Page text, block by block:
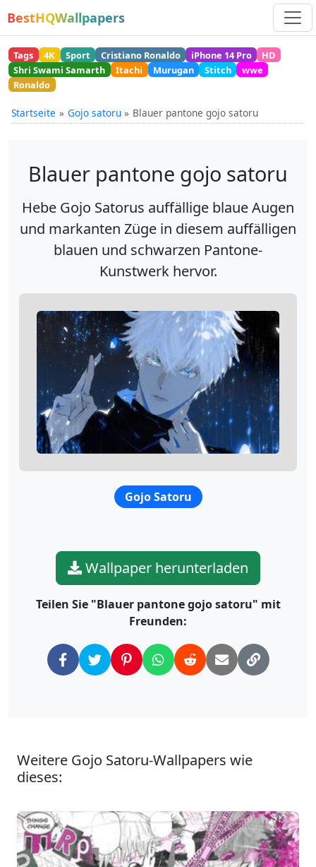
BestHQWallpapers
Tags 4K Sport Cristiano Ronaldo iPhone 14 Pro
HD
Shri Swami Samarth
Itachi Murugan Stitch
wwe
Ronaldo
Startseite Gojo satoru Blauer pantone gojo satoru
Blauer pantone gojo satoru
Hebe Gojo Satorus auffällige blaue Augen
und markanten Züge in diesem auffälligen
blauen und schwarzen Pantone-
Kunstwerk hervor.
Gojo Satoru
Wallpaper herunterladen
Teilen Sie "Blauer pantone gojo satoru" mit
Freunden:
Weitere Gojo Satoru-Wallpapers wie
dieses: